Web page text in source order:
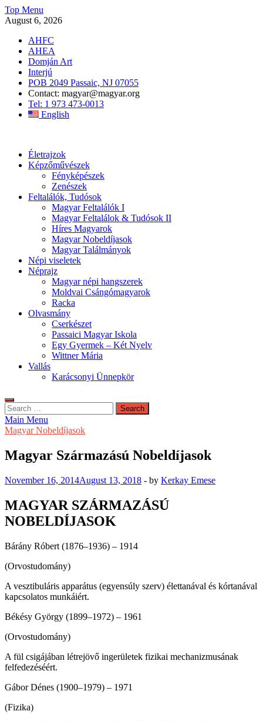
Skip
to
Top Menu
August 6, 2026
AHFC
AHEA
Domján Art
Interjú
POB 2049 Passaic, NJ 07055
Contact: magyar@magyar.org
Tel: 1 973 473-0013
English
Életrajzok
Képzőművészek
Fényképészek
Zenészek
Feltalálók, Tudósok
Magyar Feltalálók I
Magyar Feltalálok & Tudósok II
Híres Magyarok
Magyar Nobeldíjasok
Magyar Találmányok
Népi viseletek
Néprajz
Magyar népi hangszerek
Moldvai Csángómagyarok
Racka
Olvasmány
Cserkészet
Passaici Magyar Iskola
Egy Gyermek – Két Nyelv
Wittner Mária
Vallás
Karácsonyi Ünnepkör
Search
for:
Main Menu
Magyar Nobeldíjasok
Magyar Származású Nobeldíjasok
November 16, 2014August 13, 2018 - by Kerkay Emese
MAGYAR SZÁRMAZÁSÚ
NOBELDÍJASOK
Bárány Róbert (1876–1936) – 1914
(Orvostudomány)
A vesztibuláris apparátus (egyensúly szerv) élettanával és kórtanával
kapcso­latos munkáiért.
Békésy György (1899–1972) – 1961
(Orvostudomány)
A fül csigájában létrejövő ingerületek fizikai mechanizmusának
felfedezéséért.
Gábor Dénes (1900–1979) – 1971
(Fizika)